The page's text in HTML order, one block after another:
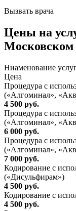
Вызвать врача
Цены на
Московском
Ниaменование
Цена
Процедура с
(«Алгоминал»,
4 500 руб.
Процедура с
(«Алгоминал»,
6 000 руб.
Процедура с
(«Алгоминал»,
7 000 руб.
Кодирование с
(«Дисульфирам»)
4 500 руб.
Кодирование с
4 500 руб.